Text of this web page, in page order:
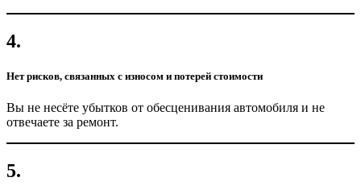
4.
Нет рисков, связанных с износом и потерей стоимости
Вы не несёте убытков от обесценивания автомобиля и не
отвечаете за ремонт.
5.